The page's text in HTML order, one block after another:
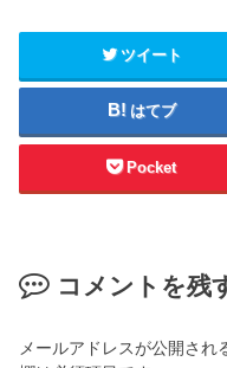
ツイート
はてブ
Pocket
コメントを残
メールアドレスが公開され